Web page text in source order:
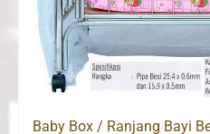
Baby Box / Ranjang Bayi